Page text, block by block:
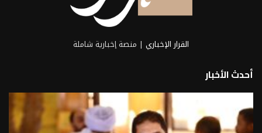
القرار الإخباري | منصة إخبارية شاملة
أحدث الأخبار